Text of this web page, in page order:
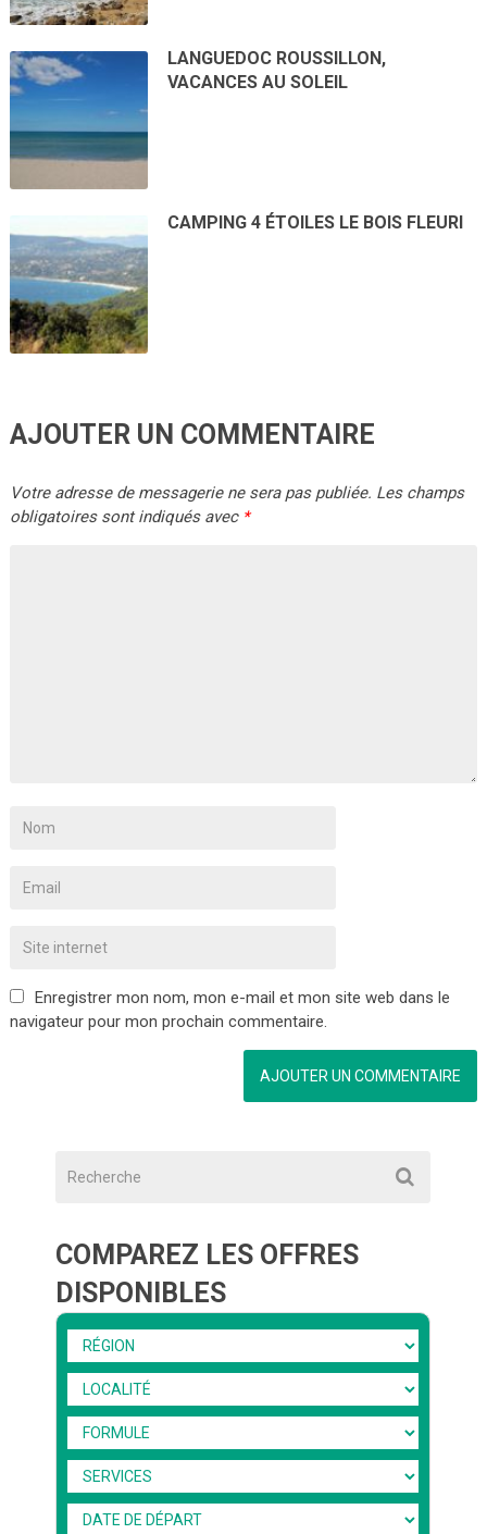
LANGUEDOC ROUSSILLON,
VACANCES AU SOLEIL
CAMPING 4 ÉTOILES LE BOIS FLEURI
AJOUTER UN COMMENTAIRE
Votre adresse de messagerie ne sera pas publiée. Les champs
obligatoires sont indiqués avec *
Enregistrer mon nom, mon e-mail et mon site web dans le
navigateur pour mon prochain commentaire.
COMPAREZ LES OFFRES
DISPONIBLES